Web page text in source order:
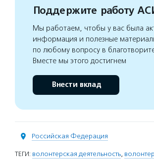
Поддержите работу
Мы работаем, чтобы у вас была
информация и полезные
по любому вопросу в
Вместе мы этого достигнем
Внести вклад
Российская Федерация
ТЕГИ: волонтерская деятельность,